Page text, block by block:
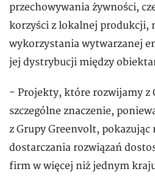
przechowywania żywności,
korzyści z lokalnej produkcji,
wykorzystania wytwarzanej
jej dystrybucji między
- Projekty, które rozwijamy z
szczególne znaczenie,
z Grupy Greenvolt, pokazując
dostarczania rozwiązań
firm w więcej niż jednym